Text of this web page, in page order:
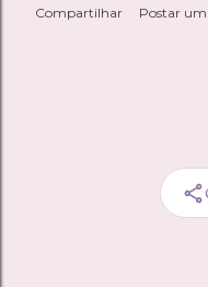
Compartilhar Postar